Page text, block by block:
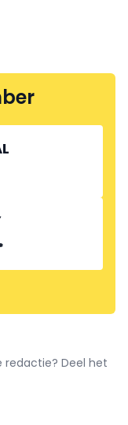
redactie? Deel het